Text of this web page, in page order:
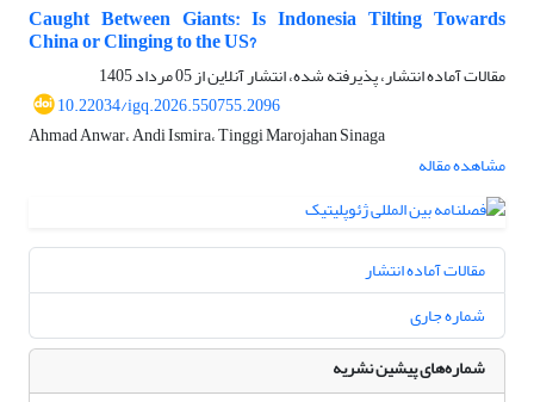
Caught Between Giants: Is Indonesia Tilting Towards
China or Clinging to the US?
مقالات آماده انتشار، پذیرفته شده، انتشار آنلاین از05 مرداد 1405
10.22034/igq.2026.550755.2096
Ahmad Anwar، Andi Ismira، Tinggi Marojahan Sinaga
مشاهده مقاله
مقالات آماده انتشار
شماره جاری
شماره‌های پیشین نشریه